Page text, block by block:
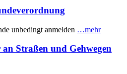
unbedingt anmelden …mehr
Straßen und Gehwegen